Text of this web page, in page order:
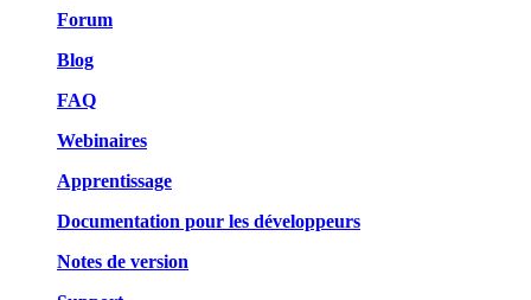
Forum
Blog
FAQ
Webinaires
Apprentissage
Documentation pour les développeurs
Notes de version